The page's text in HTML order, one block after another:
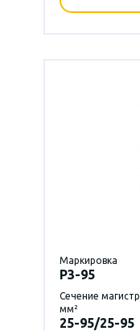
Маркировка
P3-95
Сечение
мм²
25-95/25-95